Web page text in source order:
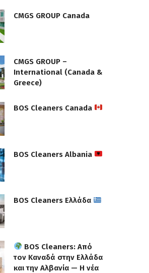
CMGS GROUP Canada
CMGS GROUP –
International (Canada &
Greece)
BOS Cleaners Canada
BOS Cleaners Albania
BOS Cleaners Ελλάδα
BOS Cleaners: Από
τον Καναδά στην Ελλάδα
και την Αλβανία — Η νέα